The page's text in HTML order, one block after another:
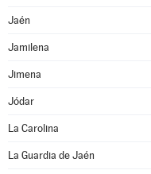
Jaén
Jamilena
Jimena
Jódar
La Carolina
La Guardia de Jaén